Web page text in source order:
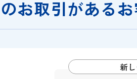
お取引がある